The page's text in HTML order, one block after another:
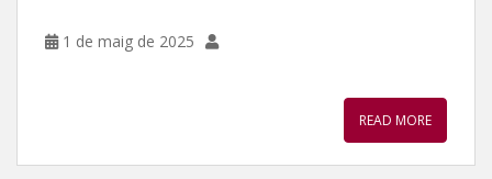
1 de maig de 2025
READ MORE